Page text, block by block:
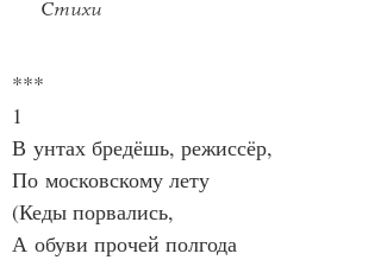
Стихи
***
1
В унтах бредёшь, режиссёр,
По московскому лету
(Кеды порвались,
А обуви прочей полгода